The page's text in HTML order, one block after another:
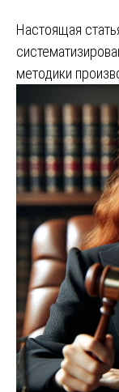
Настоящая
методики